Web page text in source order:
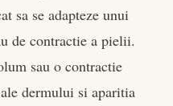
sa se adapteze unui
de contractie a pielii.
sau o contractie
dermului si aparitia